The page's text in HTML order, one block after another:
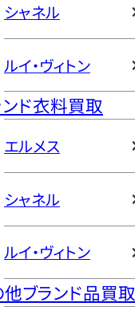
シャネル
ルイ・ヴィトン
ンド衣料買取
エルメス
シャネル
ルイ・ヴィトン
他ブランド品買取